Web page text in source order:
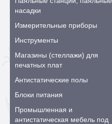
насадки
Измерительные приборы
Инструменты
Магазины (стеллажи) для
печатных плат
Антистатические полы
Блоки питания
Промышленная и
антистатическая мебель под